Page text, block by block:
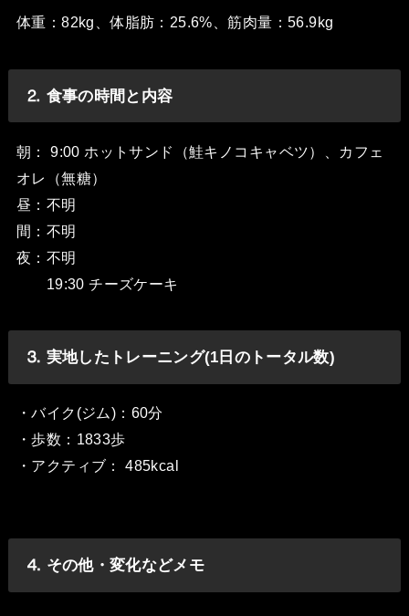
体重：82kg、体脂肪：25.6%、筋肉量：56.9kg
⒉ 食事の時間と内容
朝： 9:00 ホットサンド（鮭キノコキャベツ）、カフェ
オレ（無糖）
昼：不明
間：不明
夜：不明
19:30 チーズケーキ
⒊ 実地したトレーニング(1日のトータル数)
・バイク(ジム)：60分
・歩数：1833歩
・アクティブ： 485kcal
⒋ その他・変化などメモ